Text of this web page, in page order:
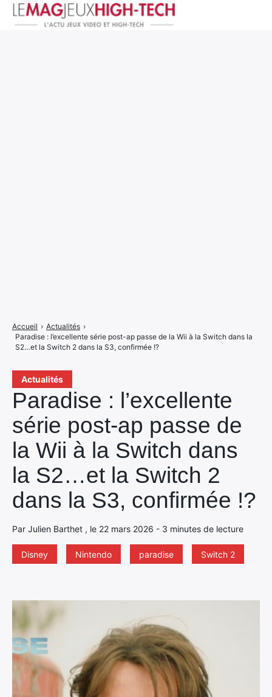
Actualités
Paradise : l’excellente
série post-ap passe de
la Wii à la Switch dans
la S2…et la Switch 2
dans la S3, confirmée !?
Par Julien Barthet , le 22 mars 2026 - 3 minutes de lecture
Disney Nintendo paradise Switch 2
Accueil › Actualités ›
Paradise : l’excellente série post-ap passe de la Wii à la Switch dans la
S2…et la Switch 2 dans la S3, confirmée !?